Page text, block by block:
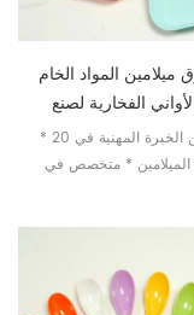
المواد الخام
الفخارية لصنع
الدومينو / جونغ
* 20 عاما من الخبرة المهنية في
الميلامين * متخصص في